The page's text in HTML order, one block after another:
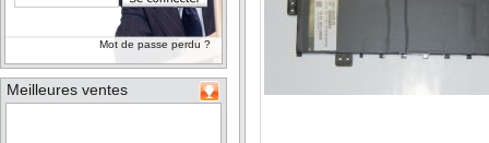
Mot de passe perdu ?
Meilleures ventes